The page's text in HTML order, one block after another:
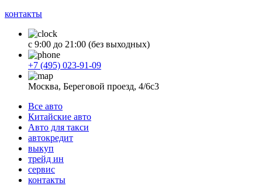
контакты
с 9:00 до 21:00 (без выходных)
+7 (495) 023-91-09
Москва, Береговой проезд, 4/6с3
Все авто
Китайские авто
Авто для такси
автокредит
выкуп
трейд ин
сервис
контакты